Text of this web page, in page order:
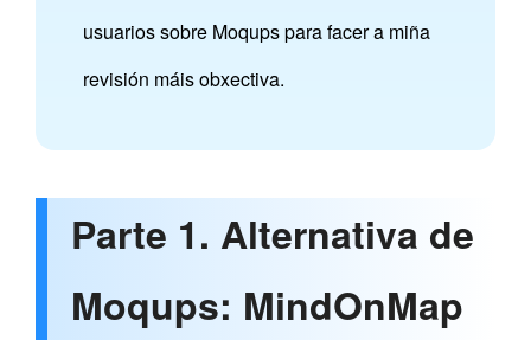
usuarios sobre Moqups para facer a miña
revisión máis obxectiva.
Parte 1. Alternativa de
Moqups: MindOnMap